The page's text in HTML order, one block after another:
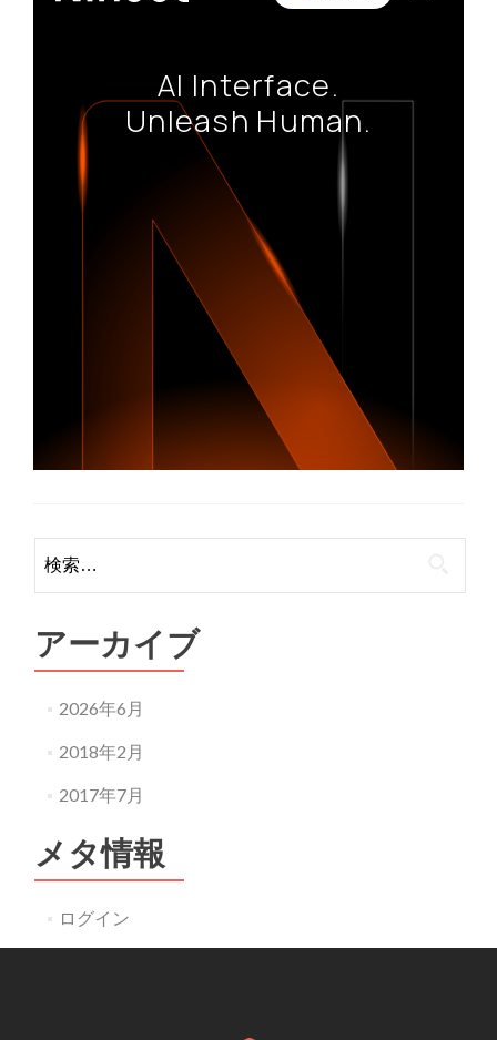
アーカイブ
2026年6月
2018年2月
2017年7月
メタ情報
ログイン